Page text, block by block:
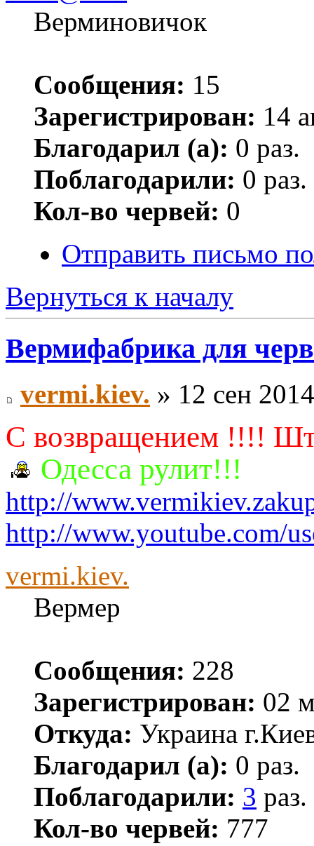
Верминовичок
Сообщения: 15
Зарегистрирован: 14
Благодарил (а): 0 раз.
Поблагодарили: 0 раз.
Кол-во червей: 0
Отправить письмо
Вернуться к началу
Вермифабрика для
vermi.kiev. » 12 сен
С возвращением !!!!
Одесса рулит!!!
http://
http://www.youtube.com/
vermi.kiev.
Вермер
Сообщения: 228
Зарегистрирован: 02
Откуда: Украина
Благодарил (а): 0 раз.
Поблагодарили: 3 раз.
Кол-во червей: 777